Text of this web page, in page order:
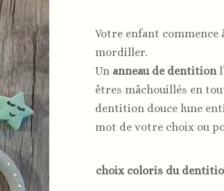
Votre enfant commence
mordiller.
Un anneau de dentition
êtres mâchouillés en
dentition douce lune
mot de votre choix ou
choix coloris du